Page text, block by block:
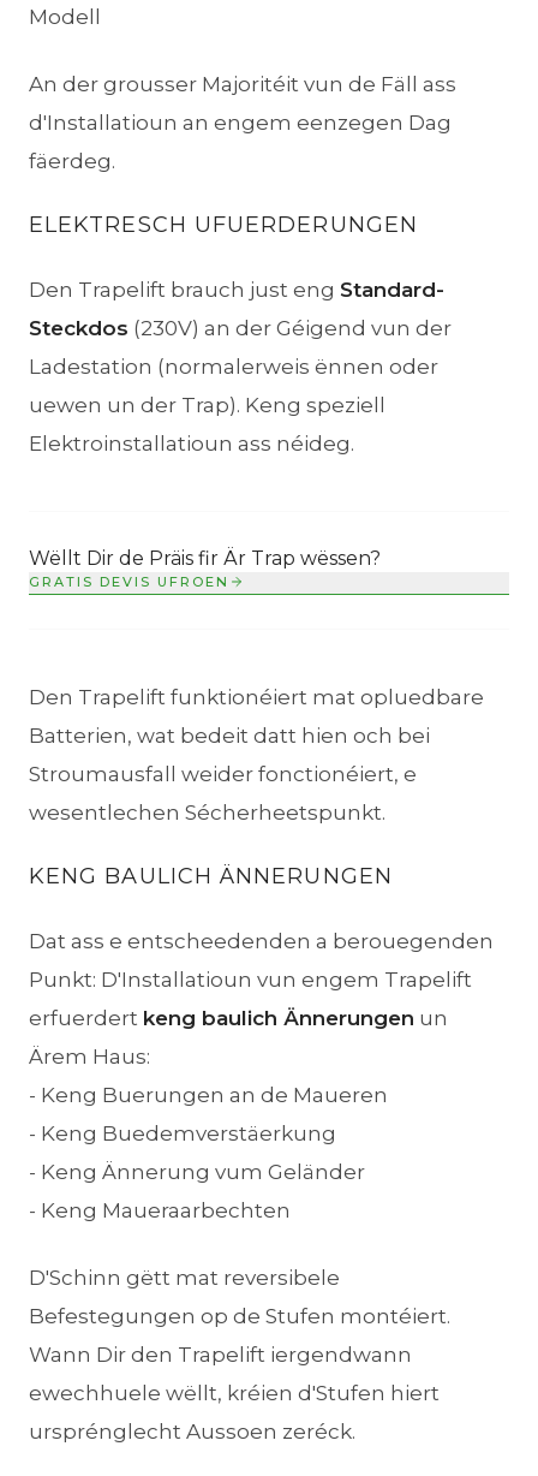
Modell
An der grousser Majoritéit vun de Fäll ass
d'Installatioun an engem eenzegen Dag
fäerdeg.
ELEKTRESCH UFUERDERUNGEN
Den Trapelift brauch just eng Standard-
Steckdos (230V) an der Géigend vun der
Ladestation (normalerweis ënnen oder
uewen un der Trap). Keng speziell
Elektroinstallatioun ass néideg.
Wëllt Dir de Präis fir Är Trap wëssen?
GRATIS DEVIS UFROEN
Den Trapelift funktionéiert mat opluedbare
Batterien, wat bedeit datt hien och bei
Stroumausfall weider fonctionéiert, e
wesentlechen Sécherheetspunkt.
KENG BAULICH ÄNNERUNGEN
Dat ass e entscheedenden a berouegenden
Punkt: D'Installatioun vun engem Trapelift
erfuerdert keng baulich Ännerungen un
Ärem Haus:
- Keng Buerungen an de Maueren
- Keng Buedemverstäerkung
- Keng Ännerung vum Geländer
- Keng Maueraarbechten
D'Schinn gëtt mat reversibele
Befestegungen op de Stufen montéiert.
Wann Dir den Trapelift iergendwann
ewechhuele wëllt, kréien d'Stufen hiert
ursprénglecht Aussoen zeréck.